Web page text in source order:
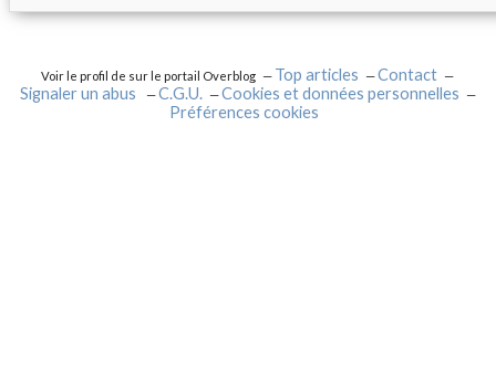
Voir le profil de sur le portail Overblog Top articles
Contact
Signaler un abus
C.G.U.
Cookies et données personnelles
Préférences cookies